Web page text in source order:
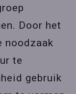
Door het
noodzaak
te
gebruik